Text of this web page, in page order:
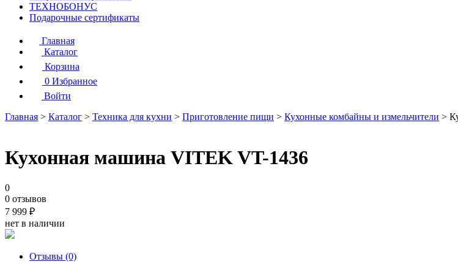
ТЕХНОБОНУС
Подарочные сертификаты
Главная
Каталог
Корзина
0 Избранное
Войти
Главная > Каталог > Техника для кухни > Приготовление пищи > Кухонные комбайны и измельчители >
Кухонная машина VITEK VT-1436
0
0 отзывов
7 999 ₽
нет в наличии
Отзывы (0)